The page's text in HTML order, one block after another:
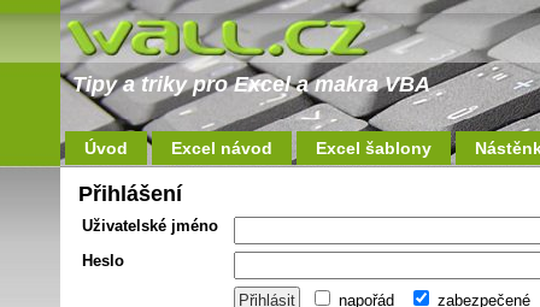
Tipy a triky pro Excel a makra VBA
Úvod Excel návod Excel šablony
Přihlášení
Uživatelské jméno
Heslo
napořád zabezpečené